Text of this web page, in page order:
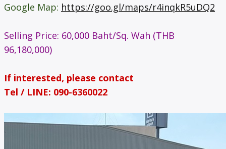
Google Map: https://goo.gl/maps/r4inqkR5uDQ2
Selling Price: 60,000 Baht/Sq. Wah (THB
96,180,000)
If interested, please contact
Tel / LINE: 090-6360022